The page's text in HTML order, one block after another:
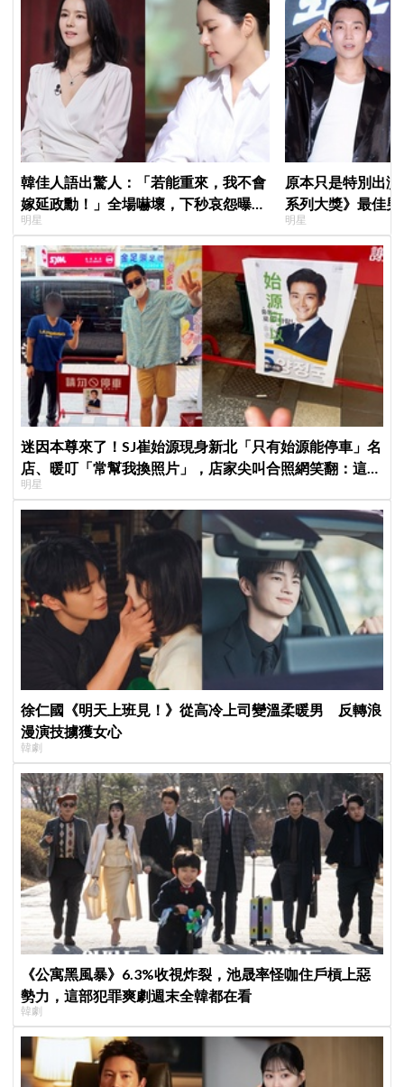
韓佳人語出驚人：「若能重來，我不會
嫁延政勳！」全場嚇壞，下秒哀怨曝真
實原因笑翻
明星
原本只是特別出
系列大獎》最佳
鳥伙房兵》黃錫
演」傳奇
明星
迷因本尊來了！SJ崔始源現身新北「只有始源能停車」名
店、暖叮「常幫我換照片」，店家尖叫合照網笑翻：這輩
子不能脫粉了
明星
徐仁國《明天上班見！》從高冷上司變溫柔暖男 反轉浪
漫演技擄獲女心
韓劇
《公寓黑風暴》6.3%收視炸裂，池晟率怪咖住戶槓上惡
勢力，這部犯罪爽劇週末全韓都在看
韓劇